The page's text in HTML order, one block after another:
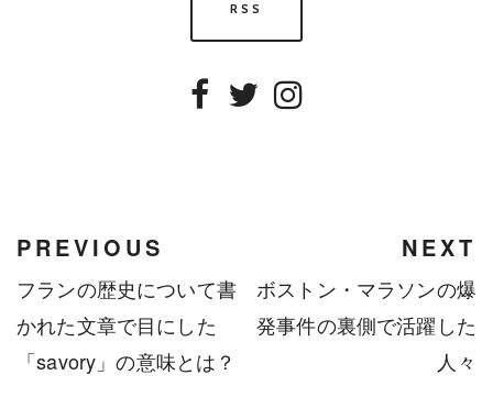
RSS
PREVIOUS
フランの歴史について書
かれた文章で目にした
「savory」の意味とは？
NEXT
ボストン・マラソンの爆
発事件の裏側で活躍した
人々